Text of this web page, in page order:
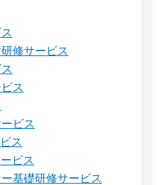
修サービス
ス
ビス
ス
ビス
基礎研修サービス